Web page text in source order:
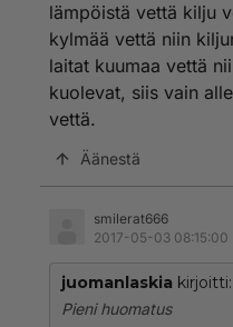
lämpöistä vettä kilju
kylmää vettä niin
laitat kuumaa vettä
kuolevat, siis vain
vettä.
Äänestä
smilerat666
2017-05-03 08:15:00
juomanlaskia kirjoitti:
Pieni huomatus